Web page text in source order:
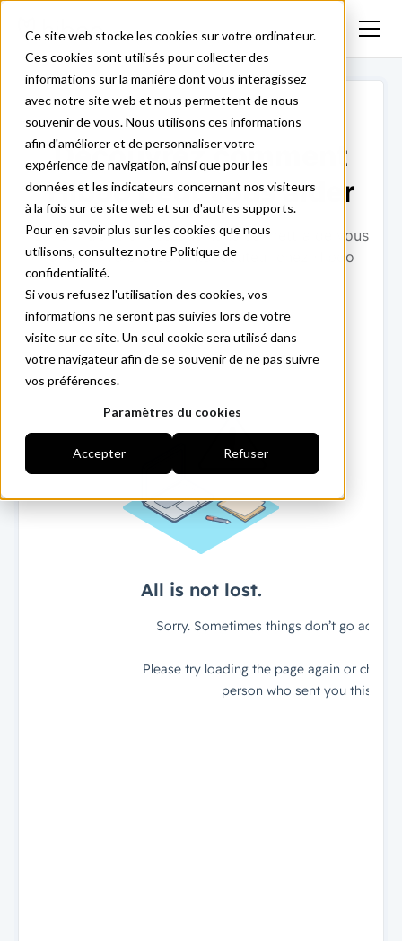
Ce site web stocke les cookies sur votre ordinateur.
Ces cookies sont utilisés pour collecter des
informations sur la manière dont vous interagissez
avec notre site web et nous permettent de nous
souvenir de vous. Nous utilisons ces informations
afin d'améliorer et de personnaliser votre
expérience de navigation, ainsi que pour les
données et les indicateurs concernant nos visiteurs
à la fois sur ce site web et sur d'autres supports.
Pour en savoir plus sur les cookies que nous
utilisons, consultez notre Politique de
confidentialité.
Si vous refusez l'utilisation des cookies, vos
informations ne seront pas suivies lors de votre
visite sur ce site. Un seul cookie sera utilisé dans
votre navigateur afin de se souvenir de ne pas suivre
vos préférences.
Paramètres du cookies
Accepter Refuser
Découvrez comment
Hiboo peut vous aider
Le formulaire ci-dessous nous permettra de vous
orienter vers le bon interlocuteur chez Hiboo